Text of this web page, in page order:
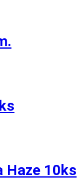
Haze 10ks